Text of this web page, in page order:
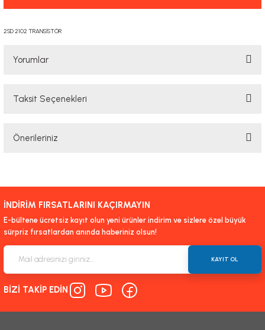
2SD 2102 TRANSİSTÖR
Yorumlar
Taksit Seçenekleri
Önerileriniz
yetersiz gördüğünüz noktaları öneri formunu kullanarak tarafımıza
iletebilirsiniz.
Görüş ve önerileriniz için teşekkür ederiz.
Ürün açıklamasında eksik bilgiler bulunuyor.
Ürün bilgilerinde hatalar bulunuyor.
Ürün fiyatı diğer sitelerden daha pahalı.
İNDİRİM FIRSATLARINI KAÇIRMAYIN
E-bültene ücretsiz kayıt olun yeni ürünler indirim ve sizlere özel büyük
sürpriz fırsatlardan anında haberiniz olsun!
KAYIT OL
BİZİ TAKİP EDİN